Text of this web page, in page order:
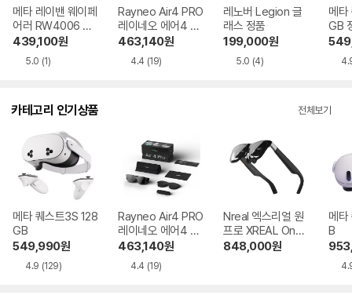
메타 레이밴 웨이페
어러 RW4006 샤
이니 블랙/그린 해
외구매
439,100원
5.0 (1)
Rayneo Air4 PRO
레이네오 에어4 프
로 정품
463,140원
4.4 (19)
레노버 Legion 글
래스 정품
199,000원
5.0 (4)
메타
GB
카테고리 인기상품 전체보기
메타 퀘스트3S 128
GB
549,990원
4.9 (129)
Rayneo Air4 PRO
레이네오 에어4 프
로
463,140원
4.4 (19)
Nreal 엑스리얼 원
프로 XREAL One
Pro
848,000원
메타
B